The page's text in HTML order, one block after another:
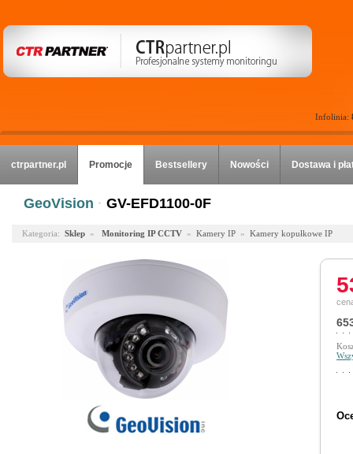
Infolinia:
ctrpartner.pl Promocje Bestsellery Nowości Dostawa i
GeoVision · GV-EFD1100-0F
Kategoria: Sklep » Monitoring IP CCTV » Kamery IP » Kamery kopułkowe IP